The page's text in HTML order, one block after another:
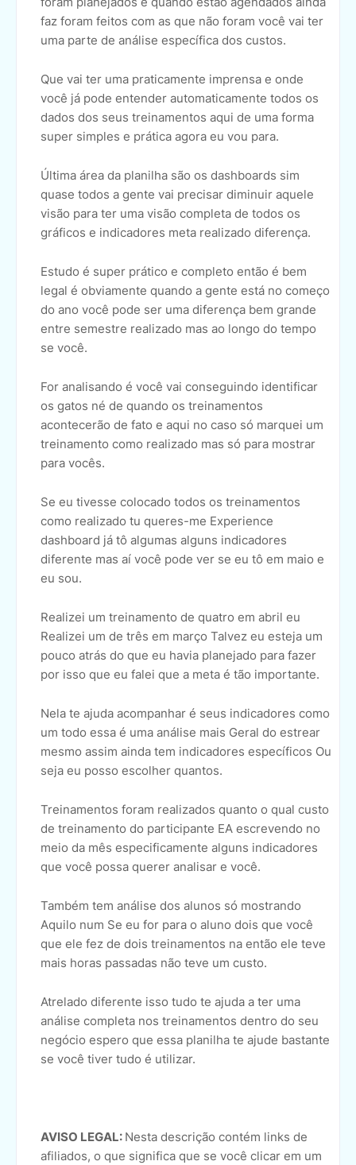
faz foram feitos com as que não foram você vai ter
uma parte de análise específica dos custos.
Que vai ter uma praticamente imprensa e onde
você já pode entender automaticamente todos os
dados dos seus treinamentos aqui de uma forma
super simples e prática agora eu vou para.
Última área da planilha são os dashboards sim
quase todos a gente vai precisar diminuir aquele
visão para ter uma visão completa de todos os
gráficos e indicadores meta realizado diferença.
Estudo é super prático e completo então é bem
legal é obviamente quando a gente está no começo
do ano você pode ser uma diferença bem grande
entre semestre realizado mas ao longo do tempo
se você.
For analisando é você vai conseguindo identificar
os gatos né de quando os treinamentos
acontecerão de fato e aqui no caso só marquei um
treinamento como realizado mas só para mostrar
para vocês.
Se eu tivesse colocado todos os treinamentos
como realizado tu queres-me Experience
dashboard já tô algumas alguns indicadores
diferente mas aí você pode ver se eu tô em maio e
eu sou.
Realizei um treinamento de quatro em abril eu
Realizei um de três em março Talvez eu esteja um
pouco atrás do que eu havia planejado para fazer
por isso que eu falei que a meta é tão importante.
Nela te ajuda acompanhar é seus indicadores como
um todo essa é uma análise mais Geral do estrear
mesmo assim ainda tem indicadores específicos Ou
seja eu posso escolher quantos.
Treinamentos foram realizados quanto o qual custo
de treinamento do participante EA escrevendo no
meio da mês especificamente alguns indicadores
que você possa querer analisar e você.
Também tem análise dos alunos só mostrando
Aquilo num Se eu for para o aluno dois que você
que ele fez de dois treinamentos na então ele teve
mais horas passadas não teve um custo.
Atrelado diferente isso tudo te ajuda a ter uma
análise completa nos treinamentos dentro do seu
negócio espero que essa planilha te ajude bastante
se você tiver tudo é utilizar.
AVISO LEGAL: Nesta descrição contém links de
afiliados, o que significa que se você clicar em um